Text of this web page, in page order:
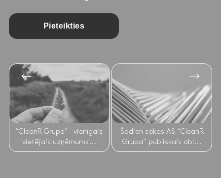
Pieteikties
“CleanR Grupa” – vienīgais
vietējais uzņēmums...
Šodien sākas AS “CleanR
Grupa” publiskais obl...